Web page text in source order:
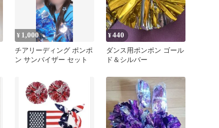
¥ 1,000
チアリーディング ポンポ
ン サンバイザー セット
¥440
ダンス用ポンポン ゴール
ド＆シルバー